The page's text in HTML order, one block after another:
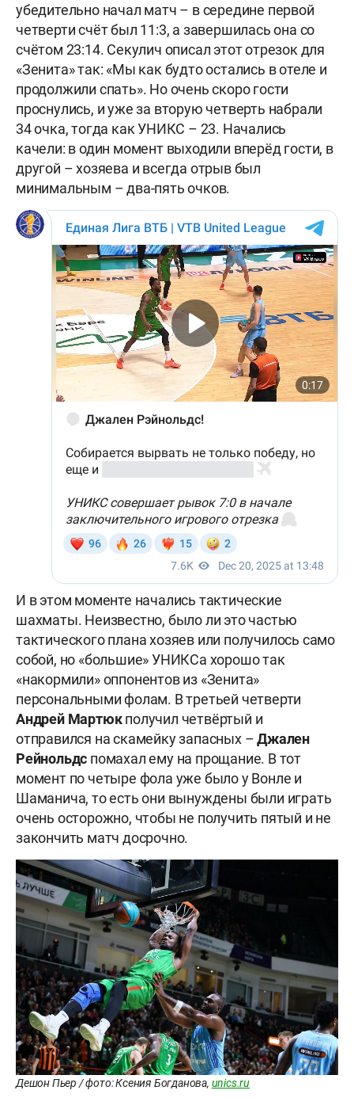
убедительно начал матч – в середине первой
четверти счёт был 11:3, а завершилась она со
счётом 23:14. Секулич описал этот отрезок для
«Зенита» так: «Мы как будто остались в отеле и
продолжили спать». Но очень скоро гости
проснулись, и уже за вторую четверть набрали
34 очка, тогда как УНИКС – 23. Начались
качели: в один момент выходили вперёд гости, в
другой – хозяева и всегда отрыв был
минимальным – два-пять очков.
И в этом моменте начались тактические
шахматы. Неизвестно, было ли это частью
тактического плана хозяев или получилось само
собой, но «большие» УНИКСа хорошо так
«накормили» оппонентов из «Зенита»
персональными фолам. В третьей четверти
Андрей Мартюкполучил четвёртый и
отправился на скамейку запасных –Джален
Рейнольдс помахал ему на прощание. В тот
момент по четыре фола уже было у Вонле и
Шаманича, то есть они вынуждены были играть
очень осторожно, чтобы не получить пятый и не
закончить матч досрочно.
Дешон Пьер / фото: Ксения Богданова, unics.ru